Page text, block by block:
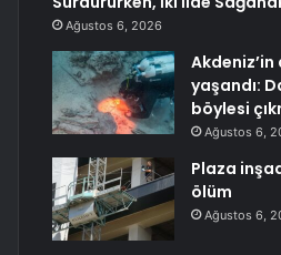
Ağustos 6, 2026
yaşandı:
böylesi
Ağustos 6,
Plaza
ölüm
Ağustos 6,